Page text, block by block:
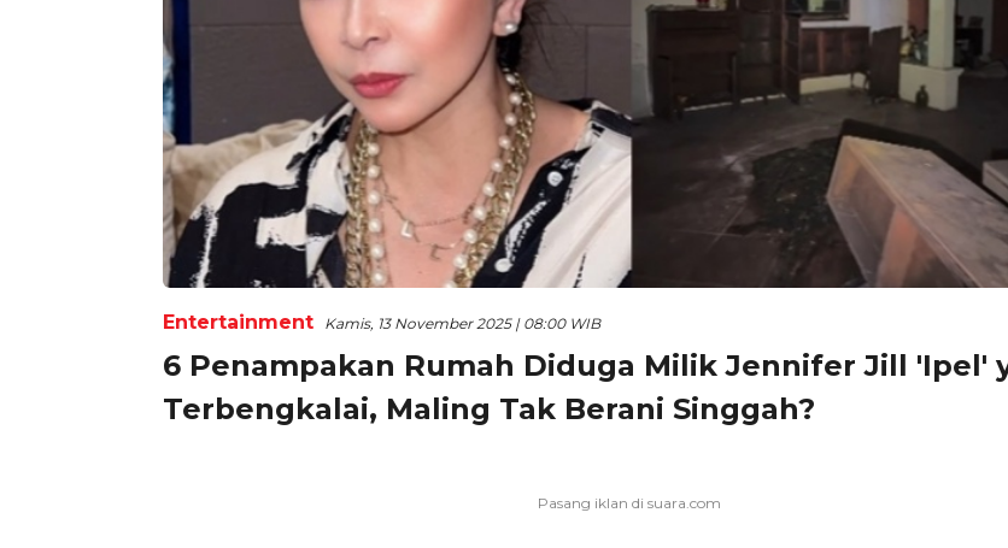
Entertainment Kamis, 13 November 2025 | 08:00 WIB
6 Penampakan Rumah Diduga Milik Jennifer Jill 'Ipel'
Terbengkalai, Maling Tak Berani Singgah?